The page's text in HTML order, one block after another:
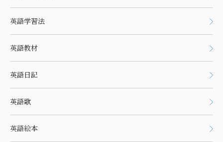
英語学習法
英語教材
英語日記
英語歌
英語絵本